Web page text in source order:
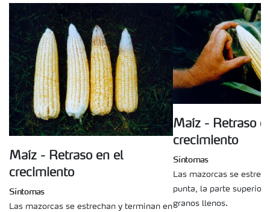
Maíz - Retraso en el
crecimiento
Síntomas
Las mazorcas se estrechan y terminan en
Maíz - Retraso
crecimiento
Síntomas
Las mazorcas se
punta, la parte superior
granos llenos.